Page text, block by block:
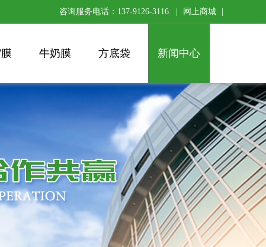
咨询服务电话：137-9126-3116 | 网上商城
牛奶膜 方底袋 新闻中心